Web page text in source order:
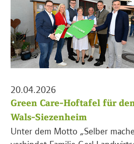
20.04.2026
Green Care-Hoftafel für
Wals-Siezenheim
Unter dem Motto „Selber